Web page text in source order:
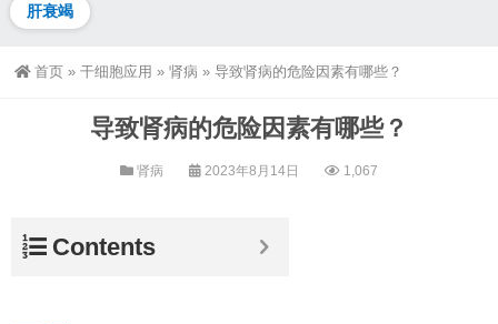
肝衰竭
首页 » 干细胞应用 » 肾病 » 导致肾病的危险因素有哪些？
导致肾病的危险因素有哪些？
肾病 2023年8月14日 1,067
Contents